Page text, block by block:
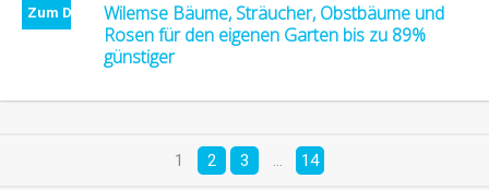
Zum Deal
Wilemse Bäume, Sträucher, Obstbäume und
Rosen für den eigenen Garten bis zu 89%
günstiger
1 2 3 … 14